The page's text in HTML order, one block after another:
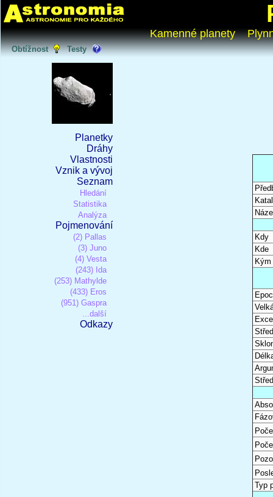
Kamenné planety
Obtížnost Testy
Planetky
Dráhy
Vlastnosti
Vznik a vývoj
Seznam
Hledání
Statistika
Analýza
Pojmenování
(2) Pallas
(3) Juno
(4) Vesta
(243) Ida
(253) Mathylde
(433) Eros
(951) Gaspra
...další
Odkazy
Kdy
Kde
Kým
Typ